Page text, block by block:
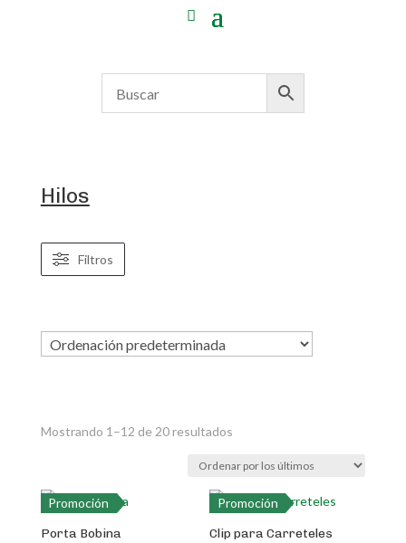
Hilos
Filtros
Mostrando 1–12 de 20 resultadosOrdenado
los
últimos
Promoción
Porta Bobina
Promoción
Clip para Carreteles